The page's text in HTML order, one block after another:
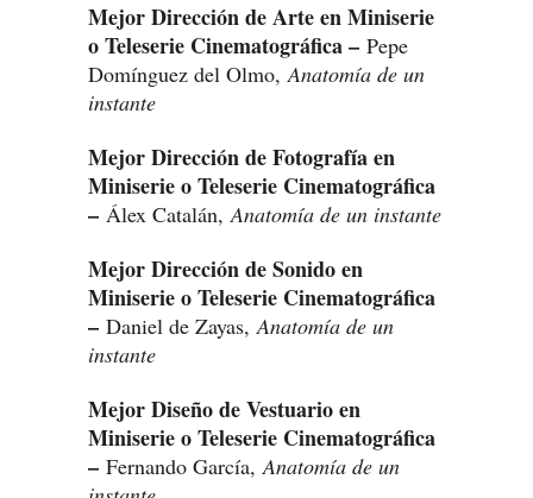
Mejor Dirección de Arte en Miniserie
o Teleserie Cinematográfica – Pepe
Domínguez del Olmo, Anatomía de un
instante
Mejor Dirección de Fotografía en
Miniserie o Teleserie Cinematográfica
– Álex Catalán, Anatomía de un instante
Mejor Dirección de Sonido en
Miniserie o Teleserie Cinematográfica
– Daniel de Zayas, Anatomía de un
instante
Mejor Diseño de Vestuario en
Miniserie o Teleserie Cinematográfica
– Fernando García, Anatomía de un